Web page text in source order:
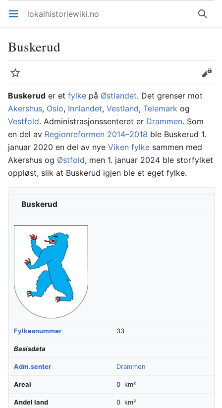
Åpne hovedmenyen lokalhistoriewiki.no Søk
Buskerud
Overvåk
Rediger
Buskerud er et fylke på Østlandet. Det grenser mot
Akershus, Oslo, Innlandet, Vestland, Telemark og
Vestfold. Administrasjonssenteret er Drammen. Som
en del av Regionreformen 2014–2018 ble Buskerud 1.
januar 2020 en del av nye Viken fylke sammen med
Akershus og Østfold, men 1. januar 2024 ble storfylket
oppløst, slik at Buskerud igjen ble et eget fylke.
Buskerud
Fylkesnummer 33
Basisdata
Adm.senter Drammen
Areal 0 km²
Andel land 0 km²